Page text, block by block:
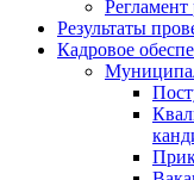
Результаты
Кадровое